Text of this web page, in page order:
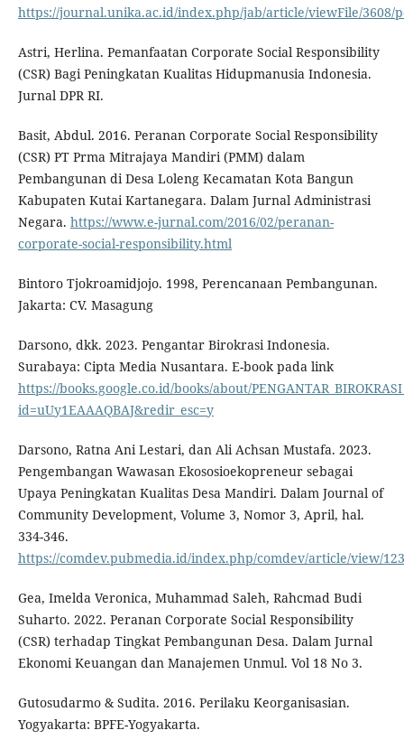
https://journal.unika.ac.id/index.php/jab/article/viewFile/3608/
Astri, Herlina. Pemanfaatan Corporate Social Responsibility
(CSR) Bagi Peningkatan Kualitas Hidupmanusia Indonesia.
Jurnal DPR RI.
Basit, Abdul. 2016. Peranan Corporate Social Responsibility
(CSR) PT Prma Mitrajaya Mandiri (PMM) dalam
Pembangunan di Desa Loleng Kecamatan Kota Bangun
Kabupaten Kutai Kartanegara. Dalam Jurnal Administrasi
Negara. https://www.e-jurnal.com/2016/02/peranan-
corporate-social-responsibility.html
Bintoro Tjokroamidjojo. 1998, Perencanaan Pembangunan.
Jakarta: CV. Masagung
Darsono, dkk. 2023. Pengantar Birokrasi Indonesia.
Surabaya: Cipta Media Nusantara. E-book pada link
https://books.google.co.id/books/about/
id=uUy1EAAAQBAJ&redir_esc=y
Darsono, Ratna Ani Lestari, dan Ali Achsan Mustafa. 2023.
Pengembangan Wawasan Ekososioekopreneur sebagai
Upaya Peningkatan Kualitas Desa Mandiri. Dalam Journal of
Community Development, Volume 3, Nomor 3, April, hal.
334-346.
https://comdev.pubmedia.id/index.php/comdev/article/view/123
Gea, Imelda Veronica, Muhammad Saleh, Rahcmad Budi
Suharto. 2022. Peranan Corporate Social Responsibility
(CSR) terhadap Tingkat Pembangunan Desa. Dalam Jurnal
Ekonomi Keuangan dan Manajemen Unmul. Vol 18 No 3.
Gutosudarmo & Sudita. 2016. Perilaku Keorganisasian.
Yogyakarta: BPFE-Yogyakarta.